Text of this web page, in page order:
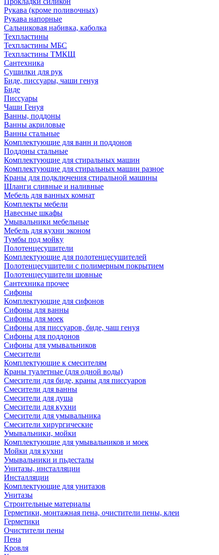
Рукава (кроме поливочных)
Рукава напорные
Сальниковая набивка, каболка
Техпластины
Техпластины МБС
Техпластины ТМКЩ
Сантехника
Сушилки для рук
Биде, писсуары, чаши генуя
Биде
Писсуары
Чаши Генуя
Ванны, поддоны
Ванны акриловые
Ванны стальные
Комплектующие для ванн и поддонов
Поддоны стальные
Комплектующие для стиральных машин
Комплектующие для стиральных машин разное
Краны для подключения стиральной машины
Шланги сливные и наливные
Мебель для ванных комнат
Комплекты мебели
Навесные шкафы
Умывальники мебельные
Мебель для кухни эконом
Тумбы под мойку
Полотенцесушители
Комплектующие для полотенцесушителей
Полотенцесушители с полимерным покрытием
Полотенцесушители шовные
Сантехника прочее
Сифоны
Комплектующие для сифонов
Сифоны для ванны
Сифоны для моек
Сифоны для писсуаров, биде, чаш генуя
Сифоны для поддонов
Сифоны для умывальников
Смесители
Комплектующие к смесителям
Краны туалетные (для одной воды)
Смесители для биде, краны для писсуаров
Смесители для ванны
Смесители для душа
Смесители для кухни
Смесители для умывальника
Смесители хирургические
Умывальники, мойки
Комплектующие для умывальников и моек
Мойки для кухни
Умывальники и пьдесталы
Унитазы, инсталляции
Инсталляции
Комплектующие для унитазов
Унитазы
Строительные материалы
Герметики, монтажная пена, очистители пены, клеи
Герметики
Очистители пены
Пена
Кровля